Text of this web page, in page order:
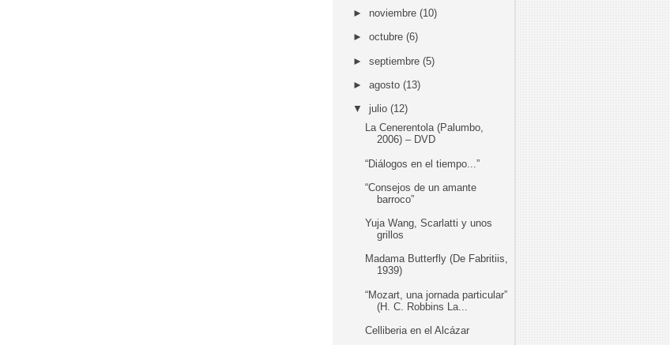
► noviembre (10)
► octubre (6)
► septiembre (5)
► agosto (13)
▼ julio (12)
La Cenerentola (Palumbo,
2006) – DVD
“Diálogos en el tiempo...”
“Consejos de un amante
barroco”
Yuja Wang, Scarlatti y unos
grillos
Madama Butterfly (De Fabritiis,
1939)
“Mozart, una jornada particular”
(H. C. Robbins La...
Celliberia en el Alcázar